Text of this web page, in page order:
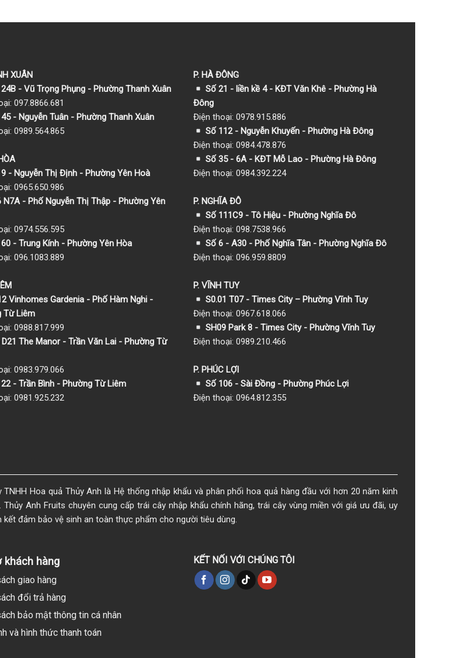
XUÂN
- Vũ Trọng Phụng - Phường Thanh Xuân
097.8866.681
- Nguyễn Tuân - Phường Thanh Xuân
0989.564.865
- Nguyễn Thị Định - Phường Yên Hoà
0965.650.986
N7A - Phố Nguyễn Thị Thập - Phường Yên
0974.556.595
- Trung Kính - Phường Yên Hòa
096.1083.889
Vinhomes Gardenia - Phố Hàm Nghi -
Từ Liêm
0988.817.999
D21 The Manor - Trần Văn Lai - Phường Từ
0983.979.066
- Trần Bình - Phường Từ Liêm
0981.925.232
P. HÀ ĐÔNG
Số 21 - liền kề 4 - KĐT Văn Khê - Phường Hà
Đông
Điện thoại: 0978.915.886
Số 112 - Nguyễn Khuyến - Phường Hà Đông
Điện thoại: 0984.478.876
Số 35 - 6A - KĐT Mỗ Lao - Phường Hà Đông
Điện thoại: 0984.392.224
P. NGHĨA ĐÔ
Số 111C9 - Tô Hiệu - Phường Nghĩa Đô
Điện thoại: 098.7538.966
Số 6 - A30 - Phố Nghĩa Tân - Phường Nghĩa Đô
Điện thoại: 096.959.8809
P. VĨNH TUY
S0.01 T07 - Times City – Phường Vĩnh Tuy
Điện thoại: 0967.618.066
SH09 Park 8 - Times City - Phường Vĩnh Tuy
Điện thoại: 0989.210.466
P. PHÚC LỢI
Số 106 - Sài Đồng - Phường Phúc Lợi
Điện thoại: 0964.812.355
TNHH Hoa quả Thủy Anh là Hệ thống nhập khẩu và phân phối hoa quả hàng đầu với hơn 20 năm kinh
Thủy Anh Fruits chuyên cung cấp trái cây nhập khẩu chính hãng, trái cây vùng miền với giá ưu đãi, uy
kết đảm bảo vệ sinh an toàn thực phẩm cho người tiêu dùng.
khách hàng
giao hàng
đổi trả hàng
bảo mật thông tin cá nhân
và hình thức thanh toán
KẾT NỐI VỚI CHÚNG TÔI